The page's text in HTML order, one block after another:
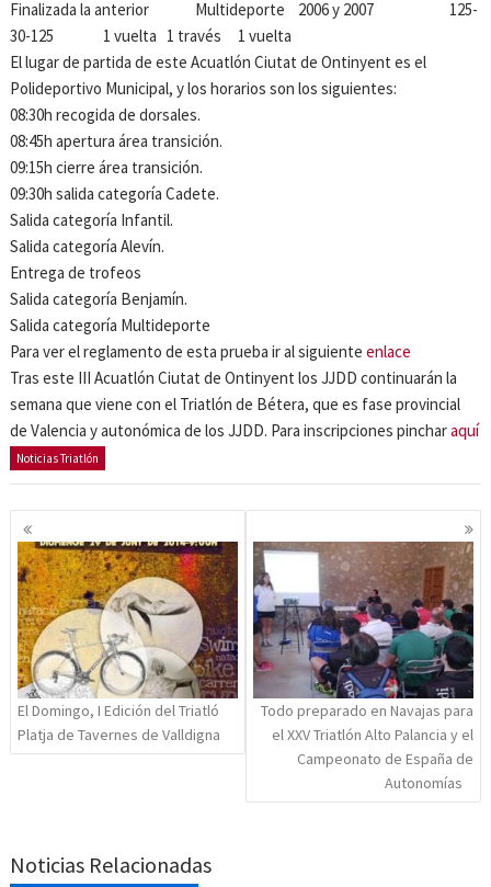
Finalizada la anterior Multideporte 2006 y 2007 125-
30-125 1 vuelta 1 través 1 vuelta
El lugar de partida de este Acuatlón Ciutat de Ontinyent es el
Polideportivo Municipal, y los horarios son los siguientes:
08:30h recogida de dorsales.
08:45h apertura área transición.
09:15h cierre área transición.
09:30h salida categoría Cadete.
Salida categoría Infantil.
Salida categoría Alevín.
Entrega de trofeos
Salida categoría Benjamín.
Salida categoría Multideporte
Para ver el reglamento de esta prueba ir al siguienteenlace
Tras este III Acuatlón Ciutat de Ontinyent los JJDD continuarán la
semana que viene con el Triatlón de Bétera, que es fase provincial
de Valencia y autonómica de los JJDD. Para inscripciones pincharaquí
Noticias Triatlón
Navegación
de
entradas
El Domingo, I Edición del Triatló
Platja de Tavernes de Valldigna
Todo preparado en Navajas para
el XXV Triatlón Alto Palancia y el
Campeonato de España de
Autonomías
Noticias Relacionadas